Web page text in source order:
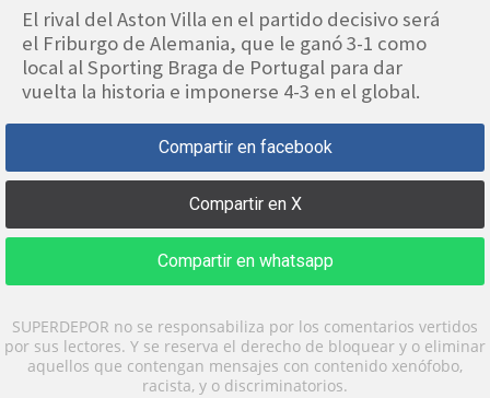
El rival del Aston Villa en el partido decisivo será
el Friburgo de Alemania, que le ganó 3-1 como
local al Sporting Braga de Portugal para dar
vuelta la historia e imponerse 4-3 en el global.
Compartir en facebook
Compartir en X
Compartir en whatsapp
SUPERDEPOR no se responsabiliza por los comentarios vertidos
por sus lectores. Y se reserva el derecho de bloquear y o eliminar
aquellos que contengan mensajes con contenido xenófobo,
racista, y o discriminatorios.